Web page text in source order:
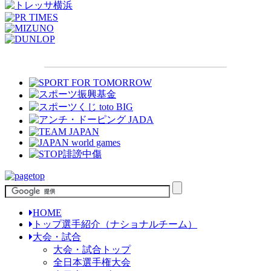
HOME
トップ選手紹介（ナショナルチーム）
大会・試合
大会・試合トップ
全日本選手権大会